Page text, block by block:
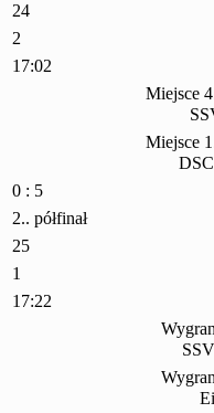
24
2
17:02
Miejsce
Miejsce
0 : 5
2.. półfinał
25
1
17:22